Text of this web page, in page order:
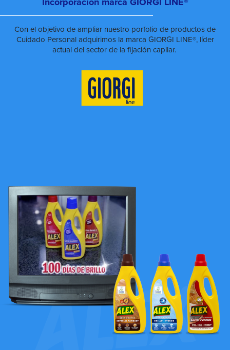
Con el objetivo de ampliar nuestro porfolio de productos de
Cuidado Personal adquirimos la marca GIORGI LINE®, líder
actual del sector de la fijación capilar.